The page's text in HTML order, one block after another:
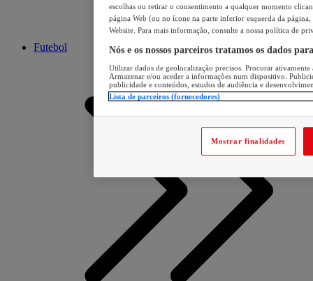
Futebol
escolhas ou retirar o consentimento a qualquer momento
página Web (ou no ícone na parte inferior esquerda da página,
Website. Para mais informação, consulte a nossa política de
Nós e os nossos parceiros tratamos os dados
Utilizar dados de geolocalização precisos. Procurar
Armazenar e/ou aceder a informações num dispositivo.
publicidade e conteúdos, estudos de audiência e
Lista de parceiros (fornecedores)
Mostrar finalidades